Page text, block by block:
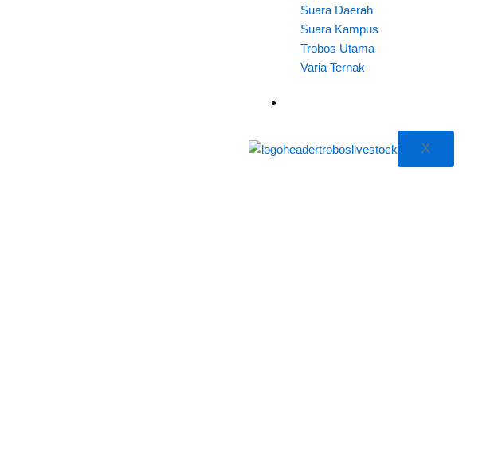
Suara Daerah
Suara Kampus
Trobos Utama
Varia Ternak
X